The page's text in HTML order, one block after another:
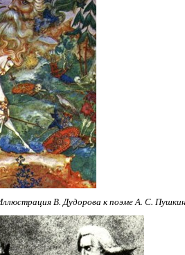
В. Дудорова к поэме А. С.